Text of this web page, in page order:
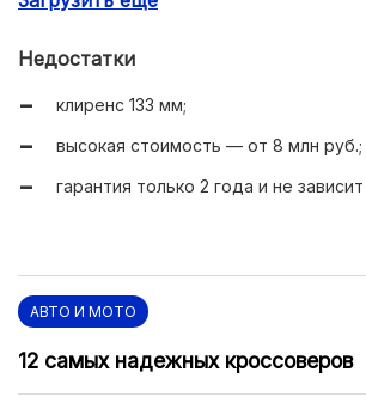
Недостатки
клиренс 133 мм;
высокая стоимость — от 8 млн руб.;
гарантия только 2 года и не
АВТО И МОТО
12 самых надежных кроссоверов